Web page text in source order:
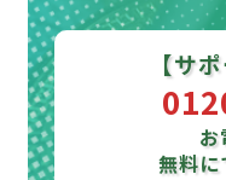
【サ
お
無料に